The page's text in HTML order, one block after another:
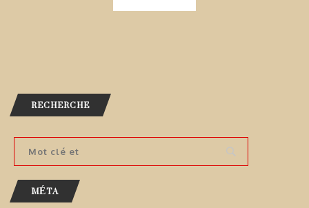
RECHERCHE
MÉTA